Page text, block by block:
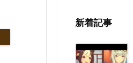
新着記事